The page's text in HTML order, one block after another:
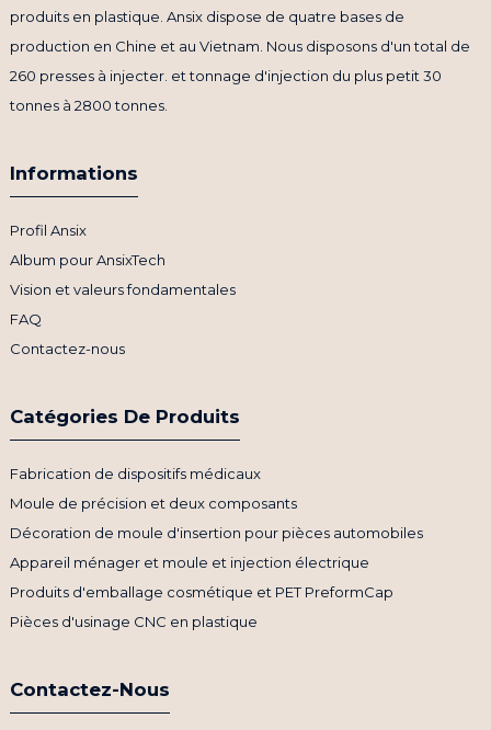
produits en plastique. Ansix dispose de quatre bases de
production en Chine et au Vietnam. Nous disposons d'un total de
260 presses à injecter. et tonnage d'injection du plus petit 30
tonnes à 2800 tonnes.
Informations
Profil Ansix
Album pour AnsixTech
Vision et valeurs fondamentales
FAQ
Contactez-nous
Catégories De Produits
Fabrication de dispositifs médicaux
Moule de précision et deux composants
Décoration de moule d'insertion pour pièces automobiles
Appareil ménager et moule et injection électrique
Produits d'emballage cosmétique et PET PreformCap
Pièces d'usinage CNC en plastique
Contactez-Nous